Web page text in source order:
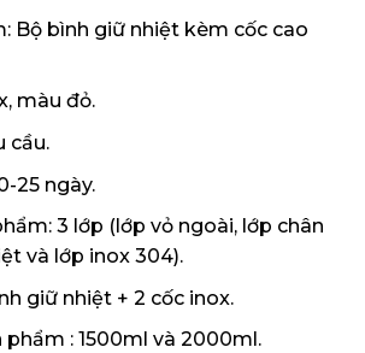
Bộ bình giữ nhiệt kèm cốc cao
màu đỏ.
cầu.
25 ngày.
3 lớp (lớp vỏ ngoài, lớp chân
và lớp inox 304).
giữ nhiệt + 2 cốc inox.
phẩm : 1500ml và 2000ml.